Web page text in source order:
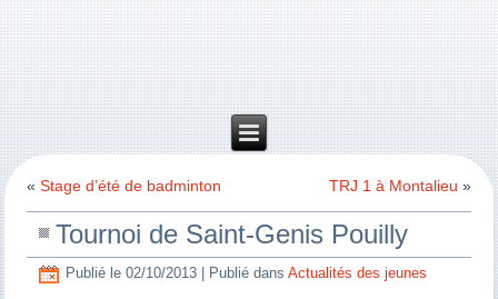
«Stage d’été de badminton TRJ 1 à Montalieu »
Tournoi de Saint-Genis Pouilly
Publié le 02/10/2013 Publié dans Actualités des jeunes